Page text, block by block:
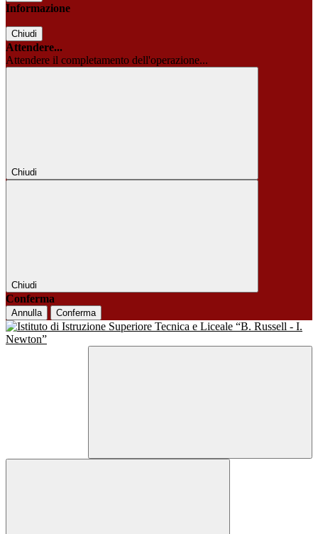
Informazione
Chiudi
Attendere...
Attendere il completamento dell'operazione...
Chiudi
Chiudi
Conferma
Annulla Conferma